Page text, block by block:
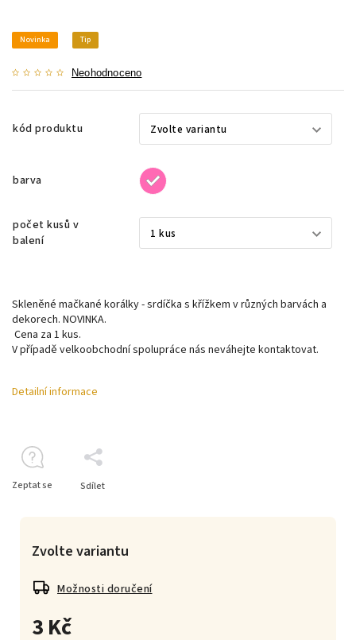
Novinka Tip
Neohodnoceno
kód produktu
barva
počet kusů v
balení
3 Kč
Zvolte variantu
Možnosti doručení
Skleněné mačkané korálky - srdíčka s křížkem v různých barvách a
dekorech. NOVINKA.
Cena za 1 kus.
V případě velkoobchodní spolupráce nás neváhejte kontaktovat.
Detailní informace
Zeptat se Sdílet